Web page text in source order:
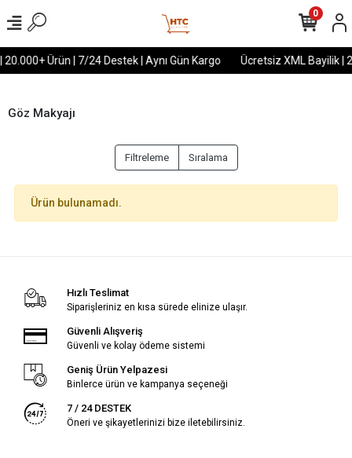
Ürün | 7/24 Destek | Aynı Gün Kargo Ücretsiz XML Bayilik |
0
Göz Makyajı
Filtreleme Sıralama
Ürün bulunamadı.
Hızlı Teslimat
Siparişleriniz en kısa sürede elinize ulaşır.
Güvenli Alışveriş
Güvenli ve kolay ödeme sistemi
Geniş Ürün Yelpazesi
Binlerce ürün ve kampanya seçeneği
7 / 24 DESTEK
Öneri ve şikayetlerinizi bize iletebilirsiniz.